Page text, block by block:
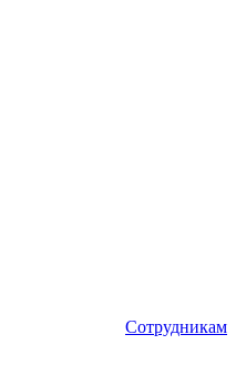
Сотрудникам